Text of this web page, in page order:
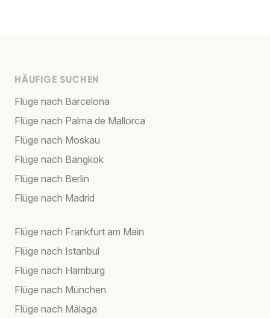
HÄUFIGE SUCHEN
Flüge nach Barcelona
Flüge nach Palma de Mallorca
Flüge nach Moskau
Flüge nach Bangkok
Flüge nach Berlin
Flüge nach Madrid
Flüge nach Frankfurt am Main
Flüge nach Istanbul
Flüge nach Hamburg
Flüge nach München
Flüge nach Málaga